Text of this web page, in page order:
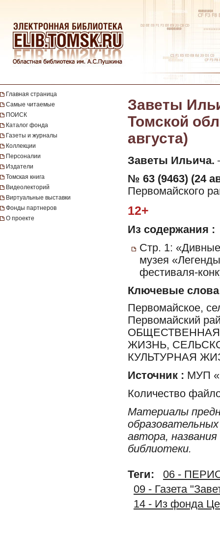
Главная страница
Самые читаемые
ПОИСК
Каталог фонда
Газеты и журналы
Коллекции
Персоналии
Издатели
Томская книга
Видеолекторий
Виртуальные выставки
Фонды партнеров
О проекте
Заветы
Томской
августа)
Заветы Ильича.
№ 63 (9463) (24
Первомайского
12+
Из содержания :
Стр. 1:
музея
фестиваля-
Ключевые слова
Первомайское,
Первомайский
ЖИЗНЬ,
КУЛЬТУРНАЯ
Источник : МУП
Количество
Материалы
автора,
библиотеки.
Теги:
06 -
09 - Газета
14 - Из фонда